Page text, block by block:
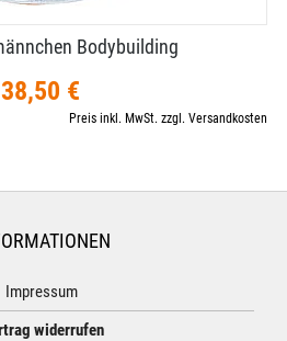
Bodybuilding
38,50 €
Preis inkl. MwSt. zzgl. Versandkosten
Impressum
widerrufen